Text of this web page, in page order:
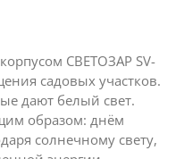
СВЕТОЗАР SV-
садовых участков.
дают белый свет.
образом: днём
солнечному свету,